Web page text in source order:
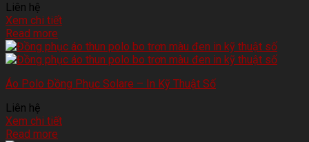
Liên hệ
Xem chi tiết
Read more
Áo Polo Đồng Phục Solare – In Kỹ Thuật Số
Liên hệ
Xem chi tiết
Read more